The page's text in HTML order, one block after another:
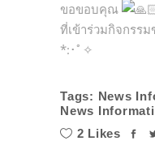
ขอขอบคุณ
ที่เข้าร่วมกิจกรรม
*:･ﾟ✧
Tags: News
News
2 Likes